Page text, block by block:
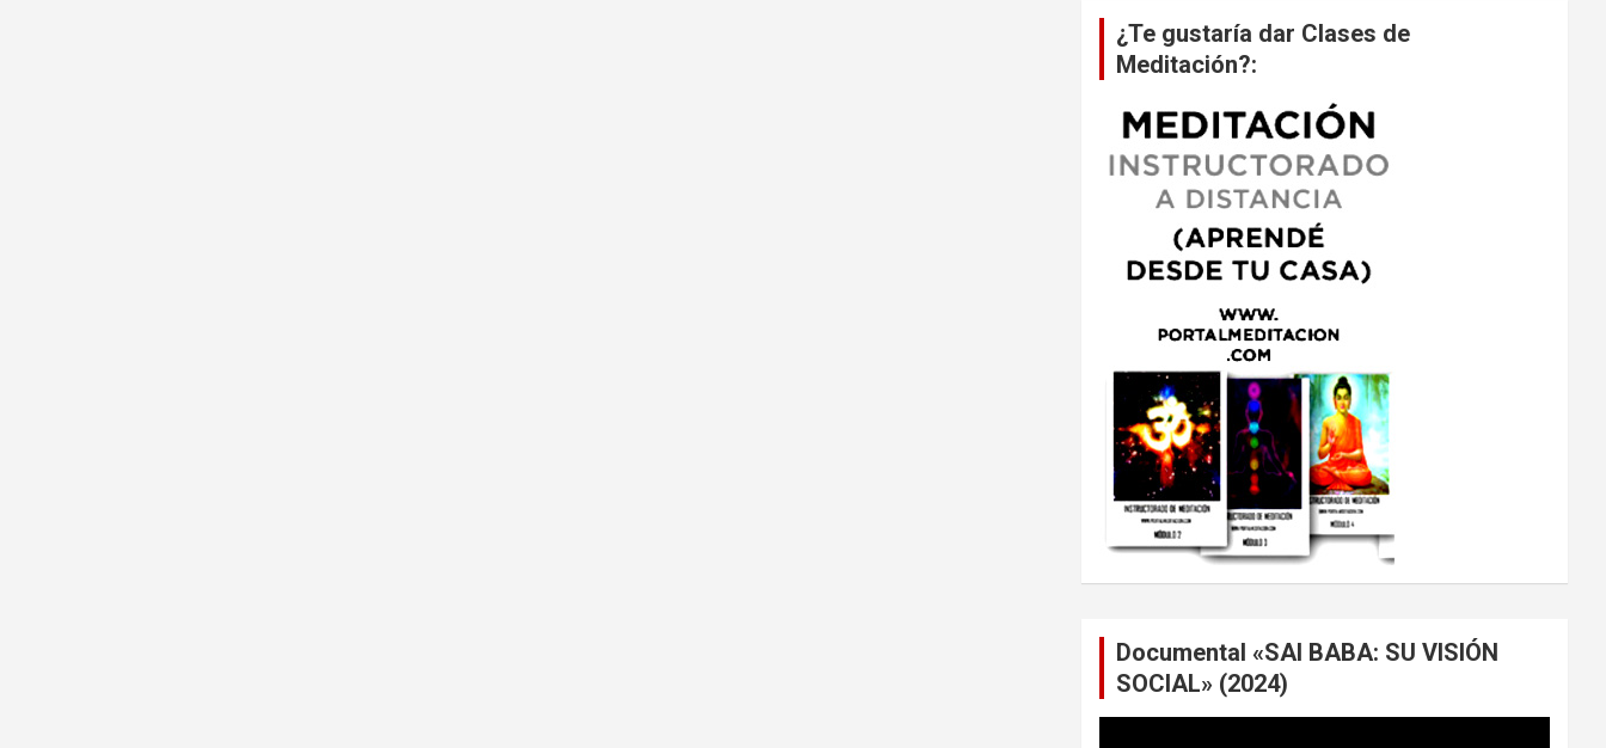
¿Te gustaría dar Clases de
Meditación?:
Documental «SAI BABA: SU VISIÓN
SOCIAL» (2024)